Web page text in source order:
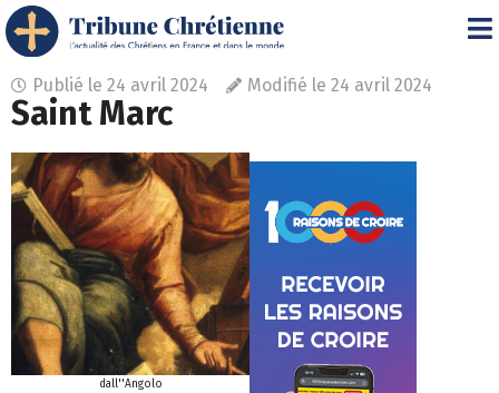
Publié le 24 avril 2024 Modifié le 24 avril 2024
Saint Marc
dall''Angolo